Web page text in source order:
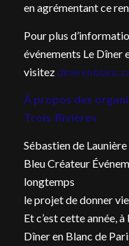
en agrémentant ce
Pour plus
événements Le Dîner
visitez
À propos des
Trois-Rivières
Sébastien de
Bleu Créateur
longtemps
le projet de donner
Et c’est cette année,
Dîner en Blanc de